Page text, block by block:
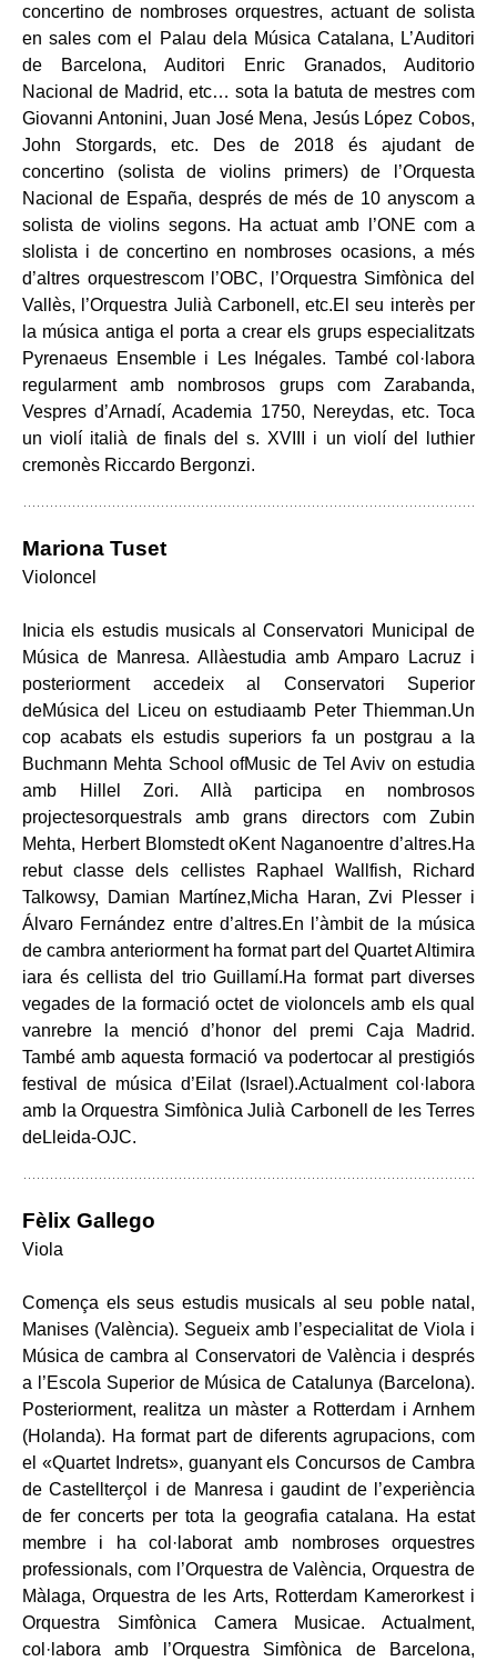
concertino de nombroses orquestres, actuant de solista
en sales com el Palau dela Música Catalana, L’Auditori
de Barcelona, Auditori Enric Granados, Auditorio
Nacional de Madrid, etc… sota la batuta de mestres com
Giovanni Antonini, Juan José Mena, Jesús López Cobos,
John Storgards, etc. Des de 2018 és ajudant de
concertino (solista de violins primers) de l’Orquesta
Nacional de España, després de més de 10 anyscom a
solista de violins segons. Ha actuat amb l’ONE com a
slolista i de concertino en nombroses ocasions, a més
d’altres orquestrescom l’OBC, l’Orquestra Simfònica del
Vallès, l’Orquestra Julià Carbonell, etc.El seu interès per
la música antiga el porta a crear els grups especialitzats
Pyrenaeus Ensemble i Les Inégales. També col·labora
regularment amb nombrosos grups com Zarabanda,
Vespres d’Arnadí, Academia 1750, Nereydas, etc. Toca
un violí italià de finals del s. XVIII i un violí del luthier
cremonès Riccardo Bergonzi.
Mariona Tuset
Violoncel
Inicia els estudis musicals al Conservatori Municipal de
Música de Manresa. Allàestudia amb Amparo Lacruz i
posteriorment accedeix al Conservatori Superior
deMúsica del Liceu on estudiaamb Peter Thiemman.Un
cop acabats els estudis superiors fa un postgrau a la
Buchmann Mehta School ofMusic de Tel Aviv on estudia
amb Hillel Zori. Allà participa en nombrosos
projectesorquestrals amb grans directors com Zubin
Mehta, Herbert Blomstedt oKent Naganoentre d’altres.Ha
rebut classe dels cellistes Raphael Wallfish, Richard
Talkowsy, Damian Martínez,Micha Haran, Zvi Plesser i
Álvaro Fernández entre d’altres.En l’àmbit de la música
de cambra anteriorment ha format part del Quartet Altimira
iara és cellista del trio Guillamí.Ha format part diverses
vegades de la formació octet de violoncels amb els qual
vanrebre la menció d’honor del premi Caja Madrid.
També amb aquesta formació va podertocar al prestigiós
festival de música d’Eilat (Israel).Actualment col·labora
amb la Orquestra Simfònica Julià Carbonell de les Terres
deLleida-OJC.
Fèlix Gallego
Viola
Comença els seus estudis musicals al seu poble natal,
Manises (València). Segueix amb l’especialitat de Viola i
Música de cambra al Conservatori de València i després
a l’Escola Superior de Música de Catalunya (Barcelona).
Posteriorment, realitza un màster a Rotterdam i Arnhem
(Holanda). Ha format part de diferents agrupacions, com
el «Quartet Indrets», guanyant els Concursos de Cambra
de Castellterçol i de Manresa i gaudint de l’experiència
de fer concerts per tota la geografia catalana. Ha estat
membre i ha col·laborat amb nombroses orquestres
professionals, com l’Orquestra de València, Orquestra de
Màlaga, Orquestra de les Arts, Rotterdam Kamerorkest i
Orquestra Simfònica Camera Musicae. Actualment,
col·labora amb l’Orquestra Simfònica de Barcelona,